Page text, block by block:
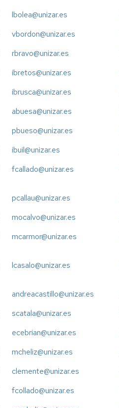
lbolea@unizar.es
vbordon@unizar.es
rbravo@unizar.es
ibretos@unizar.es
ibrusca@unizar.es
abuesa@unizar.es
pbueso@unizar.es
ibuil@unizar.es
fcallado@unizar.es
pcallau@unizar.es
mocalvo@unizar.es
mcarmor@unizar.es
lcasalo@unizar.es
andreacastillo@unizar.es
scatala@unizar.es
ecebrian@unizar.es
mcheliz@unizar.es
clemente@unizar.es
fcollado@unizar.es